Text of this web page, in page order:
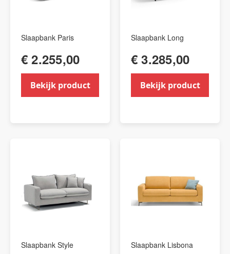
Slaapbank Paris
€ 2.255,00
Bekijk product
Slaapbank Long
€ 3.285,00
Bekijk product
Slaapbank Style Slaapbank Lisbona